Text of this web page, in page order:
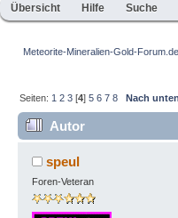
Übersicht Hilfe Suche
Meteorite-Mineralien-Gold-Forum.de
Seiten: 1 2 3 [4]5 6 7 8 Nach unten
Autor
speul
Foren-Veteran